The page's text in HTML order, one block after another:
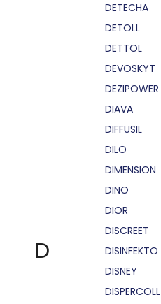
D
DETECHA
DETOLL
DETTOL
DEVOSKYT
DEZIPOWER
DIAVA
DIFFUSIL
DILO
DIMENSION
DINO
DIOR
DISCREET
DISINFEKTO
DISNEY
DISPERCOLL